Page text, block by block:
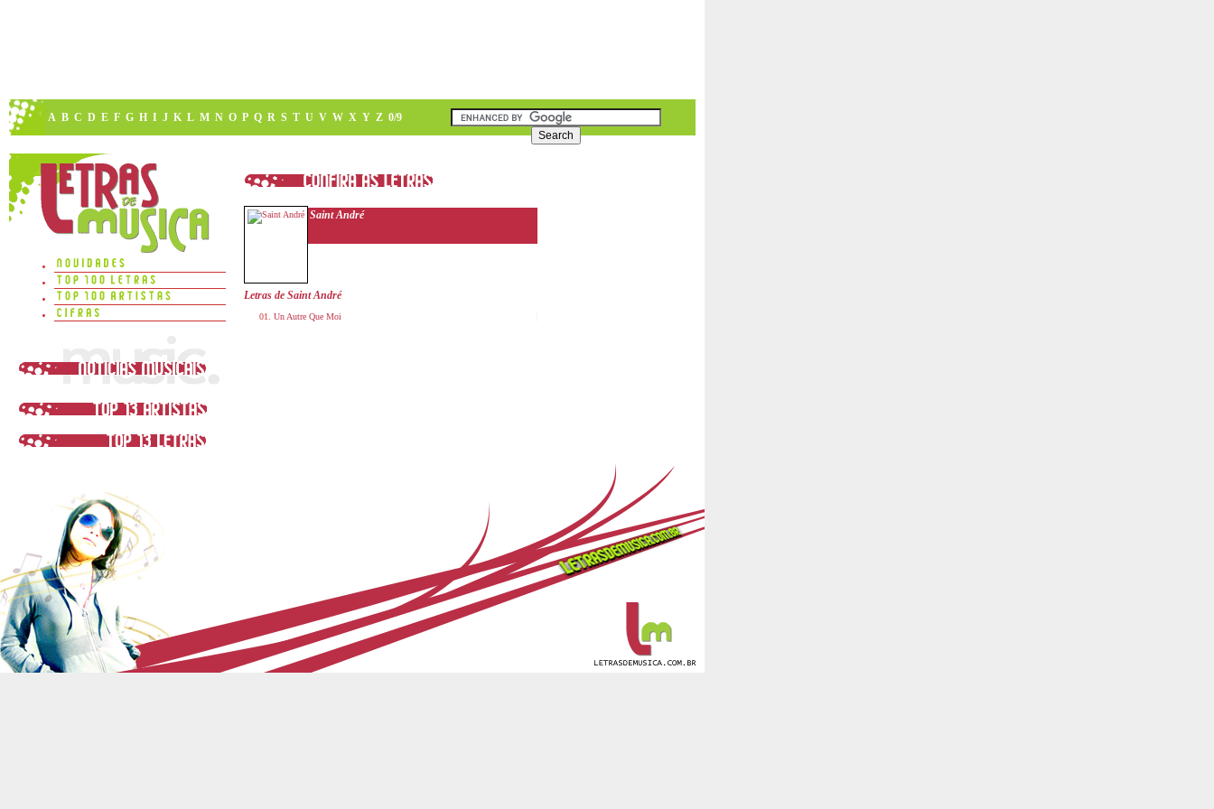
A B C D E F G H I J K L M N O P Q R S T U V W X Y Z 0/9
Saint André
Letras de Saint André
Un Autre Que Moi